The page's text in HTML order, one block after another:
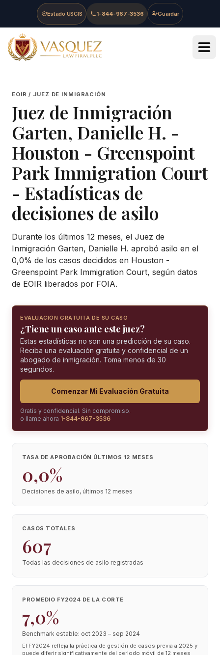
Skip to main content
Skip to navigation
Skip to footer
Estado USCIS 1-844-967-3536 Guardar
Vasquez Law Firm - Home
EOIR / JUEZ DE INMIGRACIÓN
Juez de Inmigración
Garten, Danielle H. -
Houston - Greenspoint
Park Immigration Court
- Estadísticas de
decisiones de asilo
Durante los últimos 12 meses, el Juez de
Inmigración Garten, Danielle H. aprobó asilo en el
0,0% de los casos decididos en Houston -
Greenspoint Park Immigration Court, según datos
de EOIR liberados por FOIA.
EVALUACIÓN GRATUITA DE SU CASO
¿Tiene un caso ante este juez?
Estas estadísticas no son una predicción de su caso.
Reciba una evaluación gratuita y confidencial de un
abogado de inmigración. Toma menos de 30
segundos.
Comenzar Mi Evaluación Gratuita
Gratis y confidencial. Sin compromiso.
o llame ahora 1-844-967-3536
TASA DE APROBACIÓN ÚLTIMOS 12 MESES
0,0%
Decisiones de asilo, últimos 12 meses
CASOS TOTALES
607
Todas las decisiones de asilo registradas
PROMEDIO FY2024 DE LA CORTE
7,0%
Benchmark estable: oct 2023 – sep 2024
El FY2024 refleja la práctica de gestión de casos previa a 2025 y
puede diferir significativamente del periodo móvil de 12 meses